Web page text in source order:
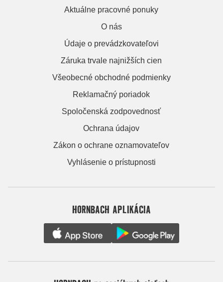
Aktuálne pracovné ponuky
O nás
Údaje o prevádzkovateľovi
Záruka trvale najnižších cien
Všeobecné obchodné podmienky
Reklamačný poriadok
Spoločenská zodpovednosť
Ochrana údajov
Zákon o ochrane oznamovateľov
Vyhlásenie o prístupnosti
HORNBACH APLIKÁCIA